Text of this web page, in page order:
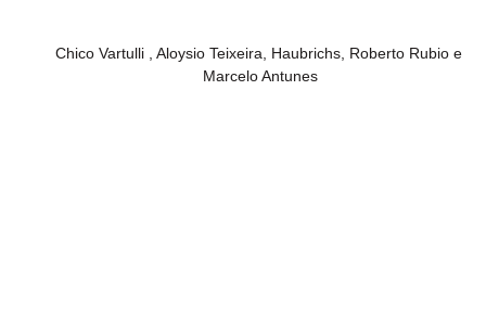
Chico Vartulli , Aloysio Teixeira, Haubrichs, Roberto Rubio e
Marcelo Antunes